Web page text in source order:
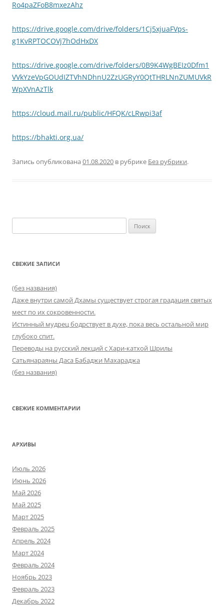
Ro4paZFoB8mxezAhz
https://drive.google.com/drive/folders/1Cj5xjuaFVps-
g1KvRPTOCOVj7hOdHxDX
https://drive.google.com/drive/folders/0B9K4WgBEIz0Dfm1
VVkYzeVpGOUdIZTVhNDhnU2ZzUGRyY0QtTHRLNnZUMUVkR
WpXVnAzTlk
https://cloud.mail.ru/public/HFQK/cLRwpi3af
https://bhakti.org.ua/
Запись опубликована 01.08.2020 в рубрике Без рубрики.
СВЕЖИЕ ЗАПИСИ
(без названия)
Даже внутри самой Дхамы существует строгая градация святых
мест по их сокровенности.
Истинный мудрец бодрствует в духе, пока весь остальной мир
глубоко спит.
Переводы на русский лекций с Хари-катхой Шрилы
Сатьянараяны Даса Бабаджи Махараджа
(без названия)
СВЕЖИЕ КОММЕНТАРИИ
АРХИВЫ
Июль 2026
Июнь 2026
Май 2026
Май 2025
Март 2025
Февраль 2025
Апрель 2024
Март 2024
Февраль 2024
Ноябрь 2023
Февраль 2023
Декабрь 2022